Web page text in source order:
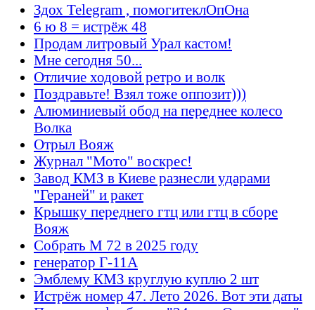
Здох Telegram , помогитеклОпОна
6 ю 8 = истрёж 48
Продам литровый Урал кастом!
Мне сегодня 50...
Отличие ходовой ретро и волк
Поздравьте! Взял тоже оппозит)))
Алюминиевый обод на переднее колесо
Волка
Отрыл Вояж
Журнал "Мото" воскрес!
Завод КМЗ в Киеве разнесли ударами
"Гераней" и ракет
Крышку переднего гтц или гтц в сборе
Вояж
Собрать М 72 в 2025 году
генератор Г-11А
Эмблему КМЗ круглую куплю 2 шт
Истрёж номер 47. Лето 2026. Вот эти даты